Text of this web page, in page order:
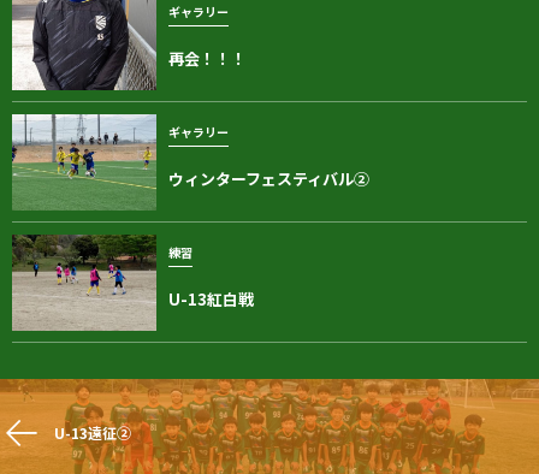
ギャラリー
再会！！！
ギャラリー
ウィンターフェスティバル②
練習
U-13紅白戦
U-13遠征②